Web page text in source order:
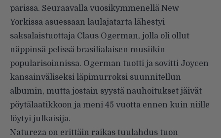
parissa. Seuraavalla vuosikymmenellä New
Yorkissa asuessaan laulajatarta lähestyi
saksalaistuottaja Claus Ogerman, jolla oli ollut
näppinsä pelissä brasilialaisen musiikin
popularisoinnissa. Ogerman tuotti ja sovitti Joycen
kansainväliseksi läpimurroksi suunnitellun
albumin, mutta jostain syystä nauhoitukset jäivät
pöytälaatikkoon ja meni 45 vuotta ennen kuin niille
löytyi julkaisija.
Natureza on erittäin raikas tuulahdus tuon